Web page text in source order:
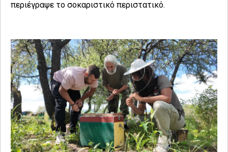
περιέγραψε το σοκαριστικό περιστατικό.